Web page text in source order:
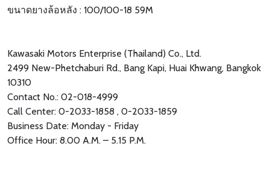
ขนาดยางล้อหลัง : 100/100-18 59M
Kawasaki Motors Enterprise (Thailand) Co., Ltd.
2499 New-Phetchaburi Rd., Bang Kapi, Huai Khwang, Bangkok
10310
Contact No.: 02-018-4999
Call Center: 0-2033-1858 , 0-2033-1859
Business Date: Monday - Friday
Office Hour: 8.00 A.M. – 5.15 P.M.